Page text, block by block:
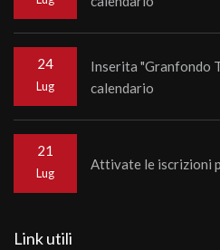
24
Lug
Inserita "Granfondo
calendario
21
Lug
Attivate le iscrizioni
Link utili